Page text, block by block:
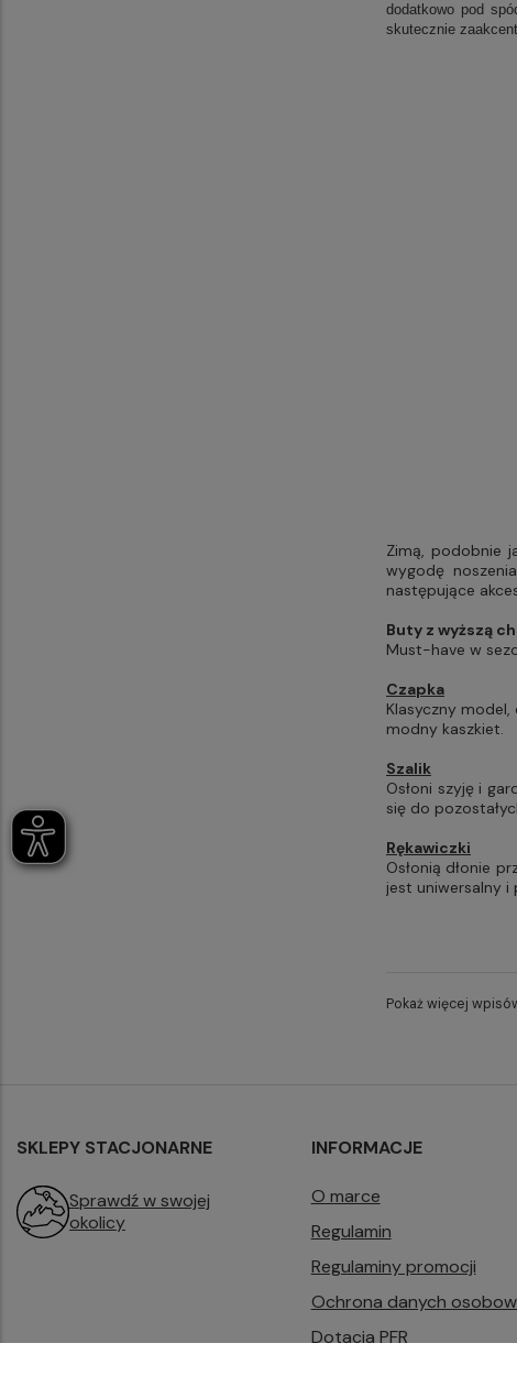
dodatkowo pod
skutecznie
Zimą, podobnie
wygodę
następujące
Buty z wyższą
Must-have w
Czapka
Klasyczny
modny kaszkiet.
Szalik
Osłoni szyję i
się do
Rękawiczki
Osłonią dłonie
jest uniwersalny i
Pokaż więcej
SKLEPY STACJONARNE
Sprawdź w swojej
okolicy
INFORMACJE
O marce
Regulamin
Regulaminy promocji
Ochrona danych
Dotacja PFR